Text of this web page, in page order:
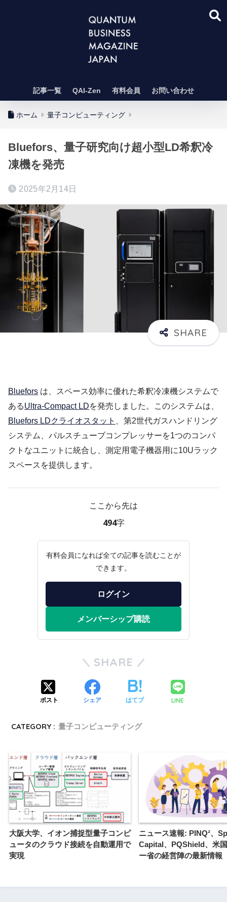
記事一覧 QAI-Zen 有料会員 お問い合わせ
ホーム 量子コンピューティング
Bluefors、量子研究向け超小型LD希釈冷
凍機を発売
2025年2月14日
Bluefors は、スペース効率に優れた希釈冷凍機システムで
あるUltra-Compact LDを発売しました。このシステムは、
Bluefors LDクライオスタット
、第2世代ガスハンドリング
システム、パルスチューブコンプレッサーを1つのコンパ
クトなユニットに統合し、測定用電子機器用に10Uラック
スペースを提供します。
ここから先は
494字
有料会員になれば全ての記事を読むことが
できます。
ログイン
メンバーシップ購読
SHARE
ポスト シェア はてブ LINE
CATEGORY : 量子コンピューティング
大阪大学、イオン捕捉型量子コンピ
ュータのクラウド接続を自動運用で
実現
ニュース速報: PINQ²、
Capital、PQShield、米
ー省の経営陣の最新情報